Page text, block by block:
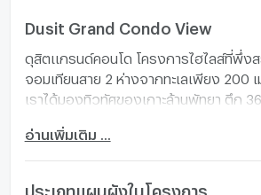
Dusit Grand Condo View
ดุสิตแกรนด์คอนโด โครงการไฮไลส์ที่พึ่งส
จอมเทียนสาย 2 ห่างจากทะเลเพียง 200
เราได้มองทิวทัศของเกาะล้านพัทยา ตึก
พร้อมแพ็คเกจเฟอร์นิเจอร์ครบครัน อาทิ
อ่านเพิ่มเติม ...
ประเภทแผนผังในโครงการ